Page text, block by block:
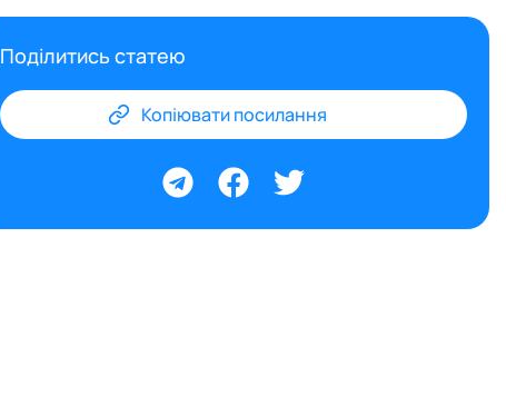
Поділитись статею
Копіювати посилання